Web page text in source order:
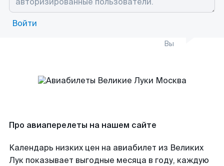
Войти
Вы
Про авиаперелеты на нашем сайте
Календарь низких цен на авиабилет из Великих
Лук показывает выгодные месяца в году, каждую